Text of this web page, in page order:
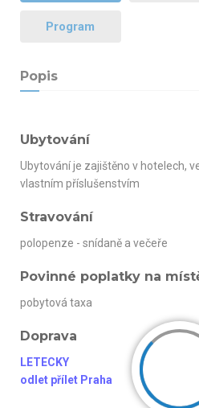
Program
Popis
Ubytování
Ubytování je zajištěno v hotelech,
vlastním příslušenstvím
Stravování
polopenze - snídaně a večeře
Povinné poplatky na
pobytová taxa
Doprava
LETECKY
odlet přílet Praha